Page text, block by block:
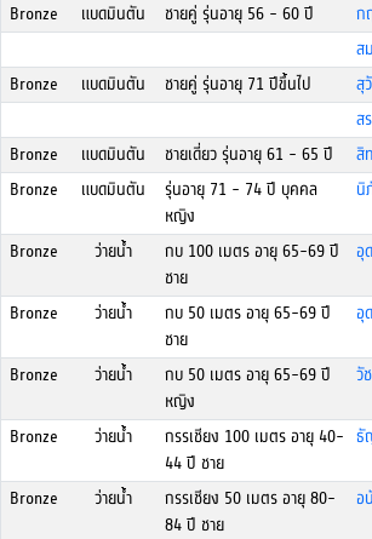
Bronze
แบดมินตัน ชายคู่ รุ่นอายุ 56 - 60 ปี
ก
ส
Bronze
แบดมินตัน ชายคู่ รุ่นอายุ 71 ปีขึ้นไป
สุ
ส
Bronze
แบดมินตัน ชายเดี่ยว รุ่นอายุ 61 - 65 ปี
สิ
Bronze
แบดมินตัน
รุ่นอายุ 71 - 74 ปี บุคคล
หญิง
นิ
Bronze ว่ายน้ำ
กบ 100 เมตร อายุ 65-69 ปี
ชาย
อุ
Bronze ว่ายน้ำ
กบ 50 เมตร อายุ 65-69 ปี
ชาย
อุ
Bronze ว่ายน้ำ
กบ 50 เมตร อายุ 65-69 ปี
หญิง
วั
Bronze ว่ายน้ำ
กรรเชียง 100 เมตร อายุ 40-
44 ปี ชาย
ธั
Bronze ว่ายน้ำ
กรรเชียง 50 เมตร อายุ 80-
84 ปี ชาย
อ